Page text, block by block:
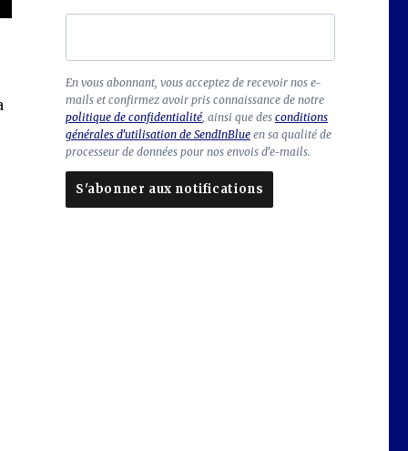
C
h
a
m
p
à
En vous abonnant, vous acceptez de recevoir nos e-
mails et confirmez avoir pris connaissance de notre
politique de confidentialité, ainsi que des conditions
générales d'utilisation de SendInBlueen sa qualité de
processeur de données pour nos envois d'e-mails.
S'abonner aux notifications